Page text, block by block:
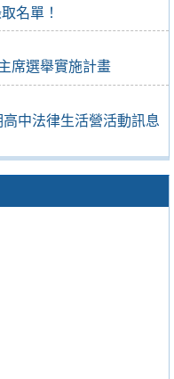
名單！
席選舉實施計畫
高中法律生活營活動訊息